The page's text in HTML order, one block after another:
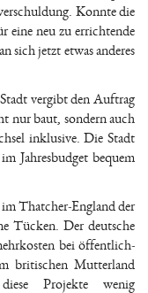
Konnte die
eine neu zu errichtende
sich jetzt etwas anderes
vergibt den Auftrag
nur baut, sondern auch
inklusive. Die Stadt
Jahresbudget bequem
Thatcher-England der
Tücken. Der deutsche
bei öffentlich-
britischen Mutterland
Projekte wenig